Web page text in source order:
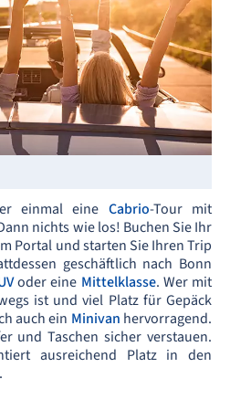
einmal eine Cabrio-Tour mit
nichts wie los! Buchen Sie Ihr
Portal und starten Sie Ihren Trip
geschäftlich nach Bonn
oder eine Mittelklasse. Wer mit
ist und viel Platz für Gepäck
auch ein Minivan hervorragend.
und Taschen sicher verstauen.
ausreichend Platz in den